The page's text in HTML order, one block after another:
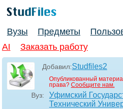
Вузы Предметы
AI
Заказать работу
Добавил:Studfiles2
Опубликованный
права? Сообщите нам.
Вуз:
Уфимский
Технический